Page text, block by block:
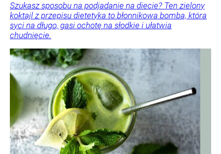
Szukasz sposobu na podjadanie na diecie? Ten zielony
koktajl z przepisu dietetyka to błonnikowa bomba, która
syci na długo, gasi ochotę na słodkie i ułatwia
chudnięcie.